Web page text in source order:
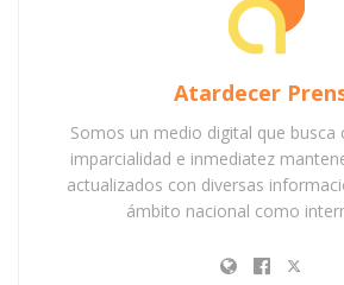
Atardecer
Somos un medio digital que busca
imparcialidad e inmediatez
actualizados con diversas
ámbito nacional como